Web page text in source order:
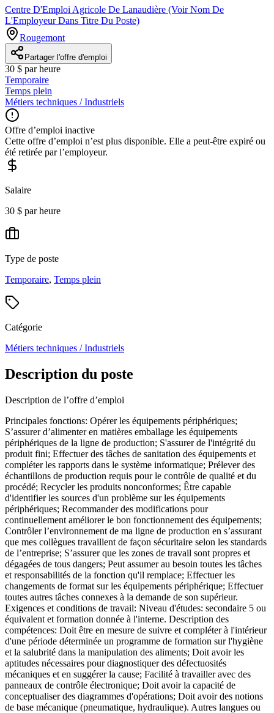
Centre D'Emploi Agricole De Lanaudière (Voir Nom De
L'Employeur Dans Titre Du Poste)
Rougemont
Partager l'offre d'emploi
30 $ par heure
Temporaire
Temps plein
Métiers techniques / Industriels
Offre d’emploi inactive
Cette offre d’emploi n’est plus disponible. Elle a peut-être expiré ou
été retirée par l’employeur.
Salaire
30 $ par heure
Type de poste
Temporaire, Temps plein
Catégorie
Métiers techniques / Industriels
Description du poste
Description de l’offre d’emploi
Principales fonctions: Opérer les équipements périphériques;
S’assurer d’alimenter en matières emballage les équipements
périphériques de la ligne de production; S'assurer de l'intégrité du
produit fini; Effectuer des tâches de sanitation des équipements et
compléter les rapports dans le système informatique; Prélever des
échantillons de production requis pour le contrôle de qualité et du
procédé; Recycler les produits non­conformes; Être capable
d'identifier les sources d'un problème sur les équipements
périphériques; Recommander des modifications pour
continuellement améliorer le bon fonctionnement des équipements;
Contrôler l’environnement de ma ligne de production en s’assurant
que mes collègues travaillent de façon sécuritaire selon les standards
de l’entreprise; S’assurer que les zones de travail sont propres et
dégagées de tous dangers; Peut assumer au besoin toutes les tâches
et responsabilités de la fonction qu'il remplace; Effectuer les
changements de format sur les équipements périphérique; Effectuer
toutes autres tâches connexes à la demande de son supérieur.
Exigences et conditions de travail: Niveau d'études: secondaire 5 ou
équivalent et formation donnée à l'interne. Description des
compétences: Doit être en mesure de suivre et compléter à l'intérieur
d'une période déterminée un programme de formation sur l'hygiène
et la salubrité dans la manipulation des aliments; Doit avoir les
aptitudes nécessaires pour diagnostiquer des défectuosités
mécaniques et en suggérer la cause; Facilité à travailler avec des
panneaux de contrôle électronique; Doit avoir la capacité de
conceptualiser des diagrammes d'opérations; Doit avoir des notions
de base mécanique (pneumatique, hydraulique). Autres langues ou